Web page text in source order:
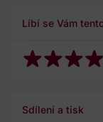
Líbí se Vám
Sdílení a tisk